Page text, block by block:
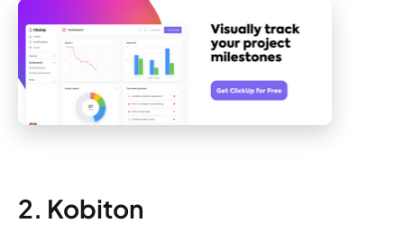
2. Kobiton